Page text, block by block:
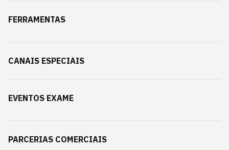
FERRAMENTAS
CANAIS ESPECIAIS
EVENTOS EXAME
PARCERIAS COMERCIAIS